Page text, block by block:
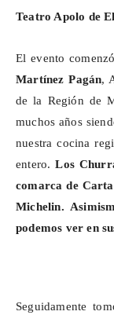
Teatro Apolo de
El evento
Martínez Pagán,
de la Región de
muchos años
nuestra cocina
entero.Los
comarca de
Michelin.
podemos ver en
Seguidamente